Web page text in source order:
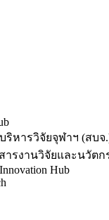
ริหารวิจัยจุฬาฯ (สบจ
ารงานวิจัยและนวัตก
Hub